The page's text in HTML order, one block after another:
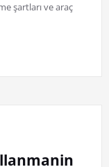
şartları ve araç